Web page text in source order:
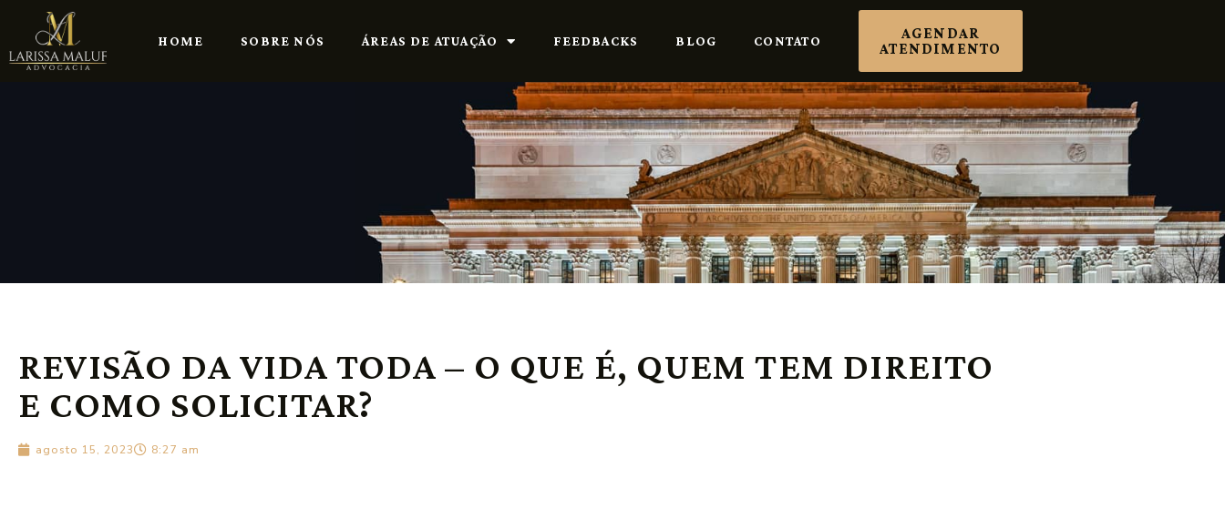
HOME SOBRE NÓS ÁREAS DE ATUAÇÃO FEEDBACKS BLOG CONTATO
AGENDAR
ATENDIMENTO
REVISÃO DA VIDA TODA – O QUE É, QUEM TEM DIREITO
E COMO SOLICITAR?
agosto 15, 2023 8:27 am